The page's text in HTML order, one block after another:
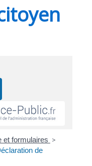
et formulaires >
de